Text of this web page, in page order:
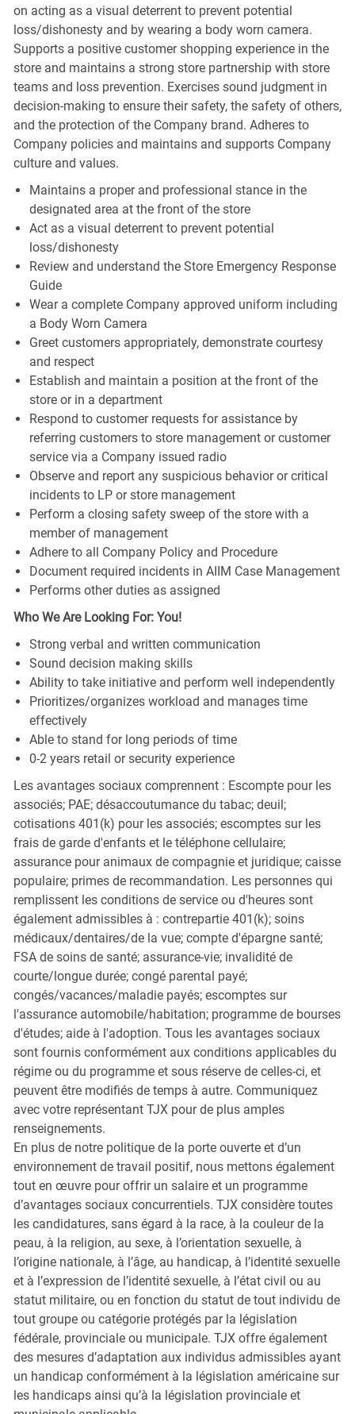
on acting as a visual deterrent to prevent potential
loss/dishonesty and by wearing a body worn camera.
Supports a positive customer shopping experience in the
store and maintains a strong store partnership with store
teams and loss prevention. Exercises sound judgment in
decision-making to ensure their safety, the safety of others,
and the protection of the Company brand. Adheres to
Company policies and maintains and supports Company
culture and values.
Maintains a proper and professional stance in the
designated area at the front of the store
Act as a visual deterrent to prevent potential
loss/dishonesty
Review and understand the Store Emergency Response
Guide
Wear a complete Company approved uniform including
a Body Worn Camera
Greet customers appropriately, demonstrate courtesy
and respect
Establish and maintain a position at the front of the
store or in a department
Respond to customer requests for assistance by
referring customers to store management or customer
service via a Company issued radio
Observe and report any suspicious behavior or critical
incidents to LP or store management
Perform a closing safety sweep of the store with a
member of management
Adhere to all Company Policy and Procedure
Document required incidents in AIIM Case Management
Performs other duties as assigned
Who We Are Looking For: You!
Strong verbal and written communication
Sound decision making skills
Ability to take initiative and perform well independently
Prioritizes/organizes workload and manages time
effectively
Able to stand for long periods of time
0-2 years retail or security experience
Les avantages sociaux comprennent : Escompte pour les
associés; PAE; désaccoutumance du tabac; deuil;
cotisations 401(k) pour les associés; escomptes sur les
frais de garde d'enfants et le téléphone cellulaire;
assurance pour animaux de compagnie et juridique; caisse
populaire; primes de recommandation. Les personnes qui
remplissent les conditions de service ou d'heures sont
également admissibles à : contrepartie 401(k); soins
médicaux/dentaires/de la vue; compte d'épargne santé;
FSA de soins de santé; assurance-vie; invalidité de
courte/longue durée; congé parental payé;
congés/vacances/maladie payés; escomptes sur
l'assurance automobile/habitation; programme de bourses
d'études; aide à l'adoption. Tous les avantages sociaux
sont fournis conformément aux conditions applicables du
régime ou du programme et sous réserve de celles-ci, et
peuvent être modifiés de temps à autre. Communiquez
avec votre représentant TJX pour de plus amples
renseignements.
En plus de notre politique de la porte ouverte et d’un
environnement de travail positif, nous mettons également
tout en œuvre pour offrir un salaire et un programme
d’avantages sociaux concurrentiels. TJX considère toutes
les candidatures, sans égard à la race, à la couleur de la
peau, à la religion, au sexe, à l’orientation sexuelle, à
l’origine nationale, à l’âge, au handicap, à l’identité sexuelle
et à l’expression de l’identité sexuelle, à l’état civil ou au
statut militaire, ou en fonction du statut de tout individu de
tout groupe ou catégorie protégés par la législation
fédérale, provinciale ou municipale. TJX offre également
des mesures d’adaptation aux individus admissibles ayant
un handicap conformément à la législation américaine sur
les handicaps ainsi qu’à la législation provinciale et